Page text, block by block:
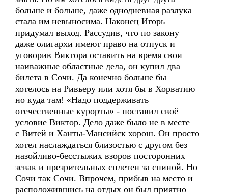
больше и больше, даже однодневная разлука
стала им невыносима. Наконец Игорь
придумал выход. Рассудив, что по закону
даже олигархи имеют право на отпуск и
уговорив Виктора оставить на время свои
наиважные областные дела, он купил два
билета в Сочи. Да конечно больше бы
хотелось на Ривьеру или хотя бы в Хорватию
но куда там! «Надо поддерживать
отечественные курорты» - поставил своё
условие Виктор. Дело даже было не в месте –
с Витей и Ханты-Мансийск хорош. Он просто
хотел наслаждаться близостью с другом без
назойливо-бесстыжих взоров посторонних
зевак и презрительных сплетен за спиной. Но
Сочи так Сочи. Впрочем, прибыв на место и
расположившись на отдых он был приятно